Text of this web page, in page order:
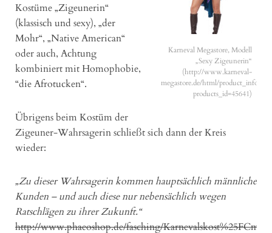
Karneval Megastore, Modell
„Sexy Zigeunerin“
(http://www.karneval-
megastore.de/html/
products_id=45641)
Kostüme „Zigeunerin“
(klassisch und sexy), „der
Mohr“, „Native American“
oder auch, Achtung
kombiniert mit Homophobie,
“die Afrotucken“.
Übrigens beim Kostüm der
Zigeuner-Wahrsagerin schließt sich dann der Kreis
wieder:
„Zu dieser Wahrsagerin kommen hauptsächlich männliche
Kunden – und auch diese nur nebensächlich wegen
Ratschlägen zu ihrer Zukunft.“
http://www.phaeoshop.de/fasching/